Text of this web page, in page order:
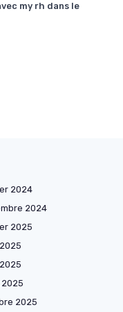
my rh dans le
2024
2024
2025
2025